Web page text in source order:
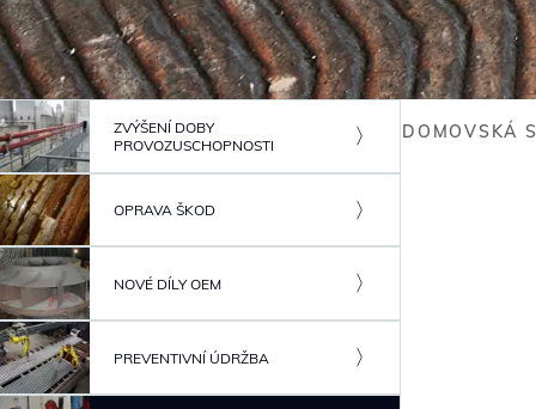
DOMOVSKÁ
ZVÝŠENÍ DOBY
PROVOZUSCHOPNOSTI
OPRAVA ŠKOD
NOVÉ DÍLY OEM
PREVENTIVNÍ ÚDRŽBA